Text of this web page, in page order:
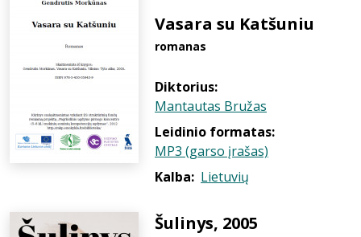
Vasara su Katšuniu
romanas
Diktorius:
Mantautas Bružas
Leidinio formatas:
MP3 (garso įrašas)
Kalba: Lietuvių
Šulinys, 2005